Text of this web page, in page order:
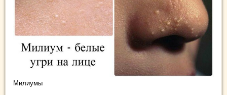
Милиумы